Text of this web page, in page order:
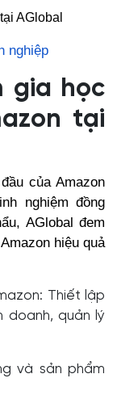
AGlobal
nghiệp
gia học
tại
của Amazon
nghiệm đồng
AGlobal đem
hiệu quả
Thiết lập
doanh, quản lý
và sản phẩm